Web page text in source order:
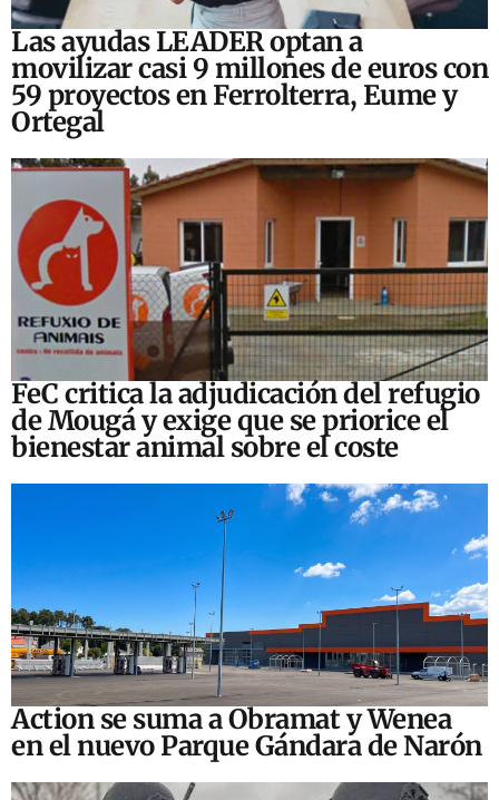
Las ayudas LEADER optan a
movilizar casi 9 millones de euros con
59 proyectos en Ferrolterra, Eume y
Ortegal
FeC critica la adjudicación del refugio
de Mougá y exige que se priorice el
bienestar animal sobre el coste
Action se suma a Obramat y Wenea
en el nuevo Parque Gándara de Narón